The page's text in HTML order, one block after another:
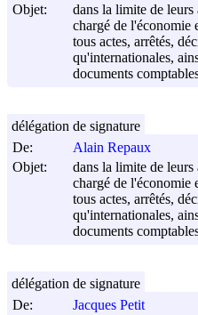
Objet:
dans la limite de
chargé de l'économie
tous actes, arrêtés,
qu'internationales,
documents
De:
Alain Repaux
Objet:
dans la limite de
chargé de l'économie
tous actes, arrêtés,
qu'internationales,
documents
délégation de signature
De:
Jacques Petit
délégation de signature